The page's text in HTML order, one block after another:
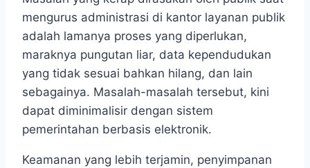
mengurus administrasi di kantor layanan publik
adalah lamanya proses yang diperlukan,
maraknya pungutan liar, data kependudukan
yang tidak sesuai bahkan hilang, dan lain
sebagainya. Masalah-masalah tersebut, kini
dapat diminimalisir dengan sistem
pemerintahan berbasis elektronik.
Keamanan yang lebih terjamin, penyimpanan